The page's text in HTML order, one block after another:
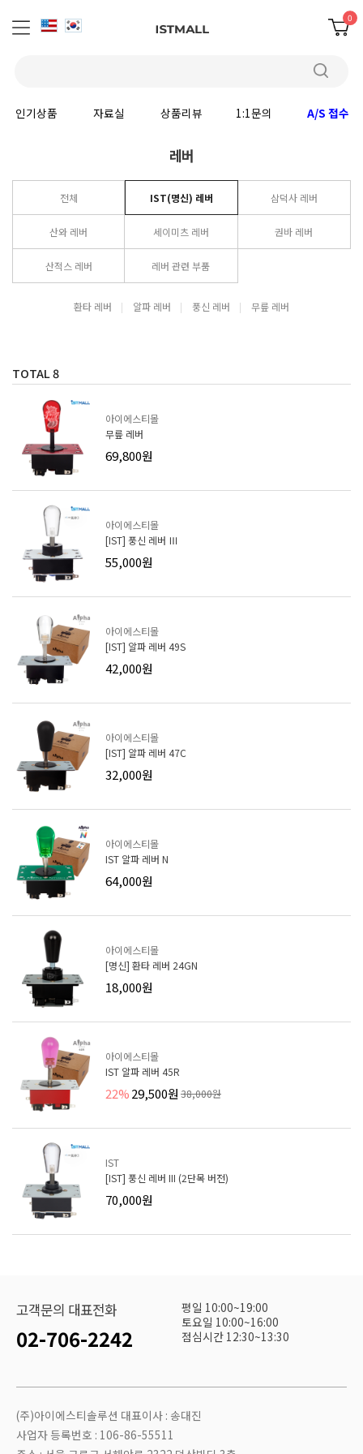
0
인기상품 자료실 상품리뷰 1:1문의 A/S 접수
레버
전체 IST(명신) 레버 삼덕사 레버
산와 레버 세이미츠 레버 권바 레버
산적스 레버 레버 관련 부품
환타 레버 알파 레버 풍신 레버 무릎 레버
TOTAL8
아이에스티몰
무릎 레버
69,800원
아이에스티몰
[IST] 풍신 레버 Ⅲ
55,000원
아이에스티몰
[IST] 알파 레버 49S
42,000원
아이에스티몰
[IST] 알파 레버 47C
32,000원
아이에스티몰
IST 알파 레버 N
64,000원
아이에스티몰
[명신] 환타 레버 24GN
18,000원
아이에스티몰
IST 알파 레버 45R
22%29,500원 38,000원
IST
[IST] 풍신 레버 III (2단목 버전)
70,000원
고객문의 대표전화
02-706-2242
평일 10:00~19:00
토요일 10:00~16:00
점심시간 12:30~13:30
(주)아이에스티솔루션 대표이사 : 송대진
사업자 등록번호 : 106-86-55511